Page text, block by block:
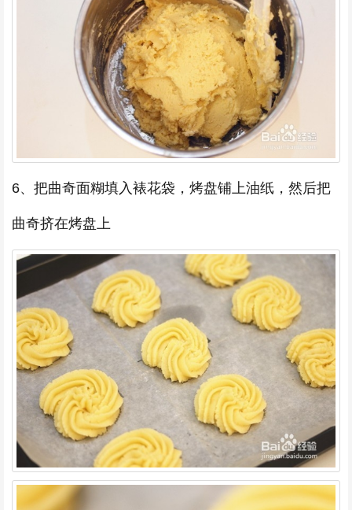
6、把曲奇面糊填入裱花袋，烤盘铺上油纸，然后把
曲奇挤在烤盘上